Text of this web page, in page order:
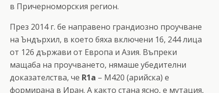
в Причерноморския регион.
През 2014 г. бе направено грандиозно проучване
на Ъндърхил, в което бяха включени 16, 244 лица
от 126 държави от Европа и Азия. Въпреки
мащаба на проучването, нямаше убедителни
доказателства, че R1a – М420 (арийска) е
формирана в Иран. А както стана ясно, е мутация,